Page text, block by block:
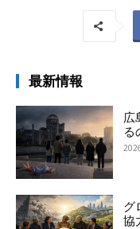
最新情報
広
る
グ
協